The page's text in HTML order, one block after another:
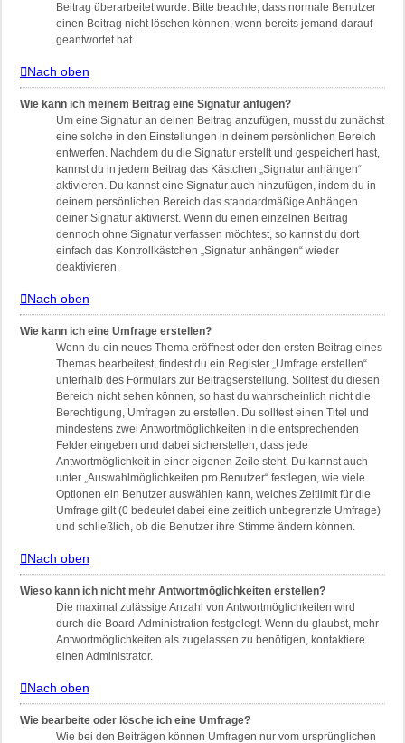
Beitrag überarbeitet wurde. Bitte beachte, dass normale Benutzer
einen Beitrag nicht löschen können, wenn bereits jemand darauf
geantwortet hat.
Nach oben
Wie kann ich meinem Beitrag eine Signatur anfügen?
Um eine Signatur an deinen Beitrag anzufügen, musst du zunächst
eine solche in den Einstellungen in deinem persönlichen Bereich
entwerfen. Nachdem du die Signatur erstellt und gespeichert hast,
kannst du in jedem Beitrag das Kästchen „Signatur anhängen“
aktivieren. Du kannst eine Signatur auch hinzufügen, indem du in
deinem persönlichen Bereich das standardmäßige Anhängen
deiner Signatur aktivierst. Wenn du einen einzelnen Beitrag
dennoch ohne Signatur verfassen möchtest, so kannst du dort
einfach das Kontrollkästchen „Signatur anhängen“ wieder
deaktivieren.
Nach oben
Wie kann ich eine Umfrage erstellen?
Wenn du ein neues Thema eröffnest oder den ersten Beitrag eines
Themas bearbeitest, findest du ein Register „Umfrage erstellen“
unterhalb des Formulars zur Beitragserstellung. Solltest du diesen
Bereich nicht sehen können, so hast du wahrscheinlich nicht die
Berechtigung, Umfragen zu erstellen. Du solltest einen Titel und
mindestens zwei Antwortmöglichkeiten in die entsprechenden
Felder eingeben und dabei sicherstellen, dass jede
Antwortmöglichkeit in einer eigenen Zeile steht. Du kannst auch
unter „Auswahlmöglichkeiten pro Benutzer“ festlegen, wie viele
Optionen ein Benutzer auswählen kann, welches Zeitlimit für die
Umfrage gilt (0 bedeutet dabei eine zeitlich unbegrenzte Umfrage)
und schließlich, ob die Benutzer ihre Stimme ändern können.
Nach oben
Wieso kann ich nicht mehr Antwortmöglichkeiten erstellen?
Die maximal zulässige Anzahl von Antwortmöglichkeiten wird
durch die Board-Administration festgelegt. Wenn du glaubst, mehr
Antwortmöglichkeiten als zugelassen zu benötigen, kontaktiere
einen Administrator.
Nach oben
Wie bearbeite oder lösche ich eine Umfrage?
Wie bei den Beiträgen können Umfragen nur vom ursprünglichen